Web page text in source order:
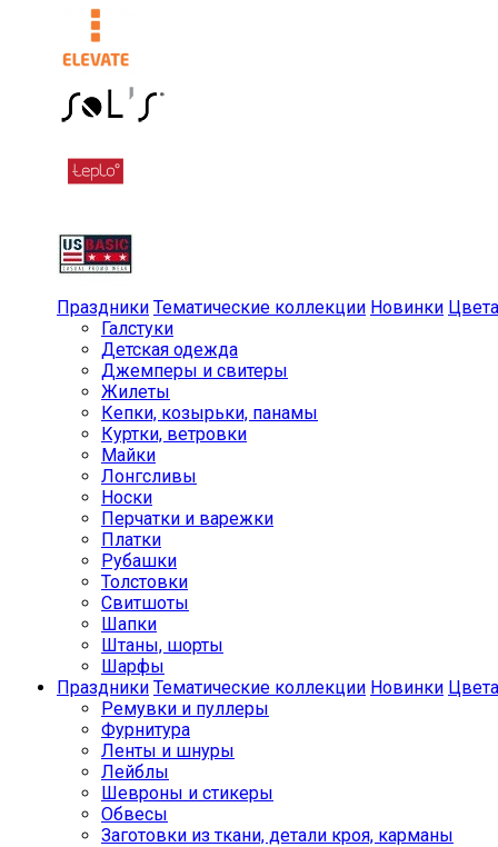
Праздники Тематические коллекции Новинки Цвета
Галстуки
Детская одежда
Джемперы и свитеры
Жилеты
Кепки, козырьки, панамы
Куртки, ветровки
Майки
Лонгсливы
Носки
Перчатки и варежки
Платки
Рубашки
Толстовки
Свитшоты
Шапки
Штаны, шорты
Шарфы
Праздники Тематические коллекции Новинки Цвета
Ремувки и пуллеры
Фурнитура
Ленты и шнуры
Лейблы
Шевроны и стикеры
Обвесы
Заготовки из ткани, детали кроя, карманы